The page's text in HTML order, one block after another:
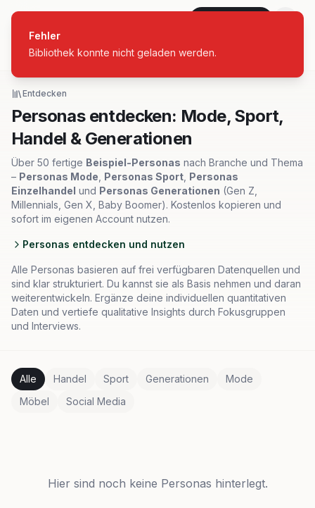
Fehler
Bibliothek konnte nicht geladen werden.
Alle Branchen
Entdecken
Personas entdecken: Mode, Sport,
Handel & Generationen
Über 50 fertige Beispiel-Personas nach Branche und Thema
– Personas Mode Personas Sport Personas
Einzelhandel und Personas Generationen (Gen Z,
Millennials, Gen X, Baby Boomer). Kostenlos kopieren und
sofort im eigenen Account nutzen.
Personas entdecken und nutzen
Alle Personas basieren auf frei verfügbaren Datenquellen und
sind klar strukturiert. Du kannst sie als Basis nehmen und daran
weiterentwickeln. Ergänze deine individuellen quantitativen
Daten und vertiefe qualitative Insights durch Fokusgruppen
und Interviews.
Alle Handel Sport Generationen
Mode
Möbel
Social Media
Hier sind noch keine Personas hinterlegt.